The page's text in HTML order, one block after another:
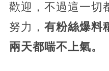
歡迎，不過這一切
努力， 有粉絲爆料
兩天都喘不上氣。